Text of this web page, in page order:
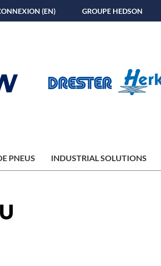
(EN) GROUPE HEDSON
PNEUS INDUSTRIAL SOLUTIONS